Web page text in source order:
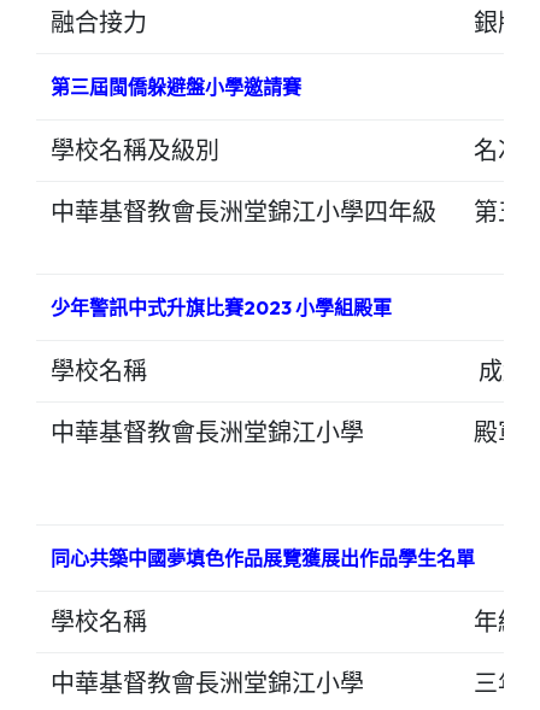
融合接力 銀牌
第三屆閩僑躲避盤小學邀請賽
學校名稱及級別 名次
中華基督教會長洲堂錦江小學四年級 第五
少年警訊中式升旗比賽2023 小學組殿軍
學校名稱 成績
中華基督教會長洲堂錦江小學 殿軍
同心共築中國夢填色作品展覽獲展出作品學生名單
學校名稱 年級
中華基督教會長洲堂錦江小學 三年